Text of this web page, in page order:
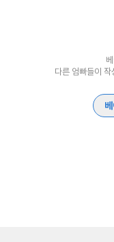
다른 엄빠들이